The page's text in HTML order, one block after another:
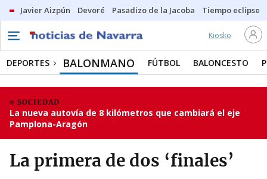
Javier Aizpún Devoré Pasadizo de la Jacoba Tiempo eclipse
Kiosko
DEPORTES BALONMANO FÚTBOL BALONCESTO
SOCIEDAD
La nueva autovía de 8 kilómetros que cambiará el eje
Pamplona-Aragón
La primera de dos ‘finales’